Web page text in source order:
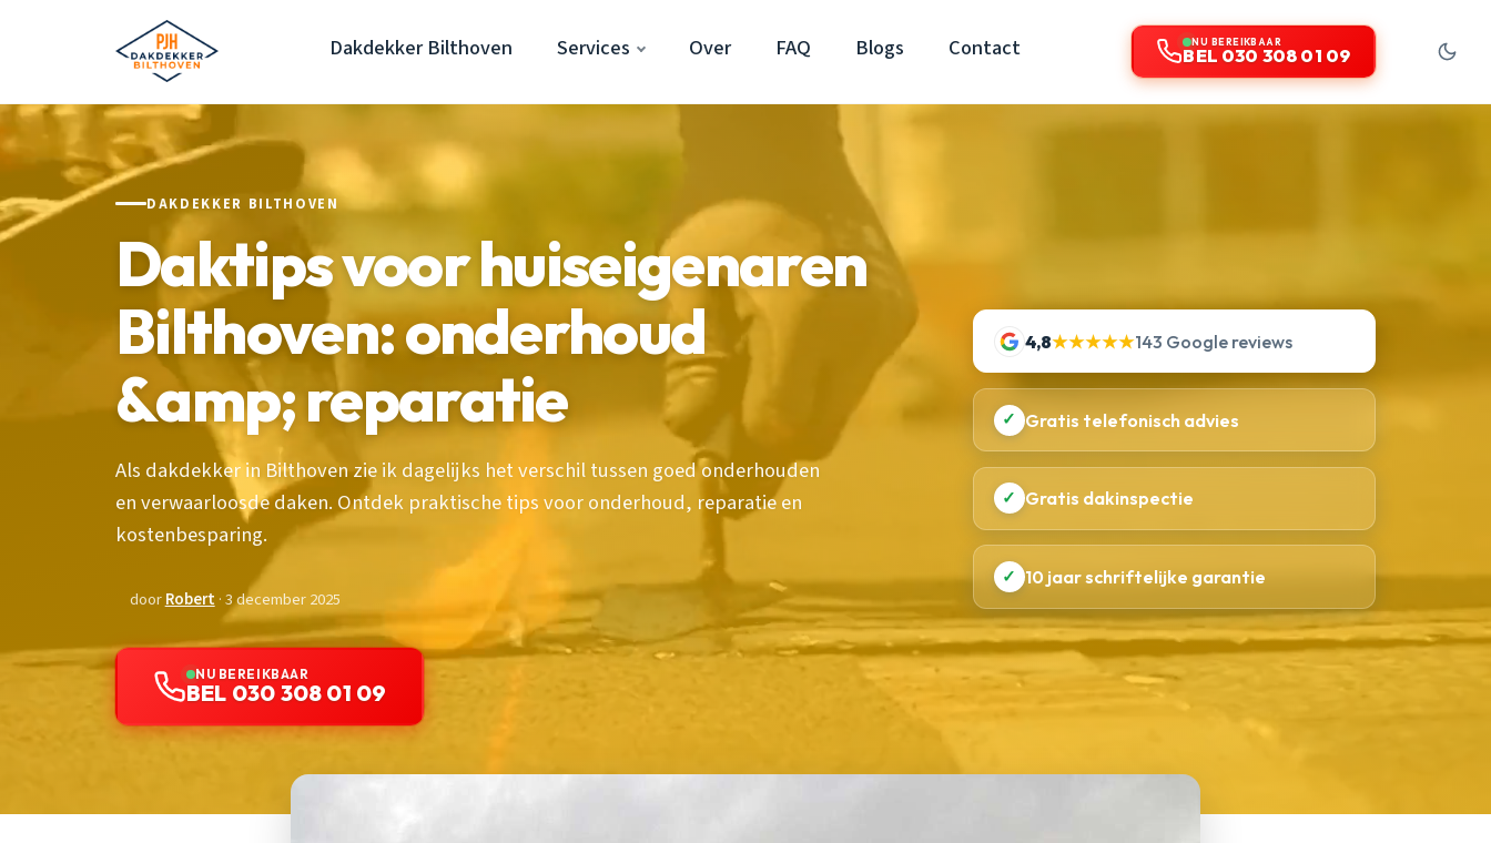
Dakdekker Bilthoven Services Over FAQ Blogs Contact NU BEREIKBAAR
BEL 030 308 01 09
DAKDEKKER BILTHOVEN
Daktips voor huiseigenaren
Bilthoven: onderhoud
&amp; reparatie
Als dakdekker in Bilthoven zie ik dagelijks het verschil tussen goed onderhouden
en verwaarloosde daken. Ontdek praktische tips voor onderhoud, reparatie en
kostenbesparing.
doorRobert· 3 december 2025
NU BEREIKBAAR
BEL 030 308 01 09
4,8★★★★★143 Google reviews
✓ Gratis telefonisch advies
✓ Gratis dakinspectie
✓ 10 jaar schriftelijke garantie